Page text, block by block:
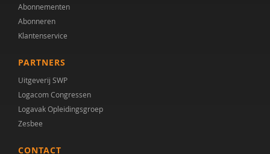
Ineke Koopmans
Athanasios Maras
Roy Peijen
Justine Pentinga
Sigrid Piening
Carolien Rieffe
Abonnementen
Abonneren
Klantenservice
PARTNERS
Uitgeverij SWP
Logacom Congressen
Logavak Opleidingsgroep
Zesbee
CONTACT